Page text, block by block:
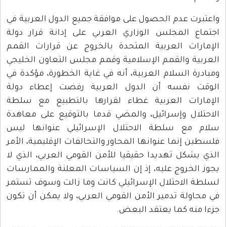
واعتبرت عدم الحصول على موافقة جميع الدول العربية في
اجتماع المجلس الوزاري العربي على إدانة قرار دولة
الإمارات العربية المتحدة بالخروج عن قرارات القمم
العربية والقمم الإسلامية وقمم مجلس التعاون الخليجي
ومبادرة السلام العربية، أنه في غاية الخطورة، مؤكدة في
الوقت نفسه أن الدول العربية رفضت إعطاء دولة
الإمارات العربية غطاء لقرارها بالتطبيع مع سلطة
الاحتلال وإسرائيل، والمضي قدما بالتوقيع على معاهدة
سلام مع سلطة الاحتلال الإسرائيلي عنوانها ليس
فلسطين إنما عنوانها المحاور والتحالفات الإقليمية، الأمر
الذي يشكل تهديدا حقيقيا للأمن القومي العربي، الذي لا
يجوز الخروج عليه، إذ إن السياسات المعلنة والممارسات
لسلطة الاحتلال الإسرائيلي كانت وما زالت وسوف تستمر
في محاولة تدمير الأمن القومي العربي، ولا يمكن أن تكون
جزءا منه كما يعتقد البعض.